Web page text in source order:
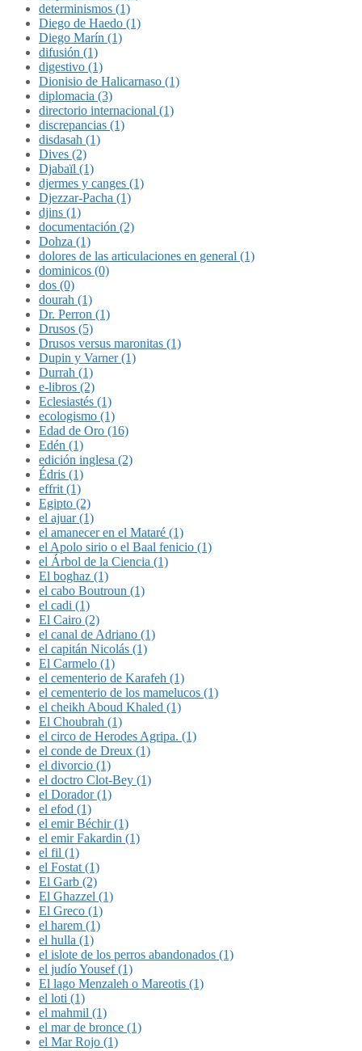
determinismos (1)
Diego de Haedo (1)
Diego Marín (1)
difusión (1)
digestivo (1)
Dionisio de Halicarnaso (1)
diplomacia (3)
directorio internacional (1)
discrepancias (1)
disdasah (1)
Dives (2)
Djabaïl (1)
djermes y canges (1)
Djezzar-Pacha (1)
djins (1)
documentación (2)
Dohza (1)
dolores de las articulaciones en general (1)
dominicos (0)
dos (0)
dourah (1)
Dr. Perron (1)
Drusos (5)
Drusos versus maronitas (1)
Dupin y Varner (1)
Durrah (1)
e-libros (2)
Eclesiastés (1)
ecologismo (1)
Edad de Oro (16)
Edén (1)
edición inglesa (2)
Édris (1)
effrit (1)
Egipto (2)
el ajuar (1)
el amanecer en el Mataré (1)
el Apolo sirio o el Baal fenicio (1)
el Árbol de la Ciencia (1)
El boghaz (1)
el cabo Boutroun (1)
el cadi (1)
El Cairo (2)
el canal de Adriano (1)
el capitán Nicolás (1)
El Carmelo (1)
el cementerio de Karafeh (1)
el cementerio de los mamelucos (1)
el cheikh Aboud Khaled (1)
El Choubrah (1)
el circo de Herodes Agripa. (1)
el conde de Dreux (1)
el divorcio (1)
el doctro Clot-Bey (1)
el Dorador (1)
el efod (1)
el emir Béchir (1)
el emir Fakardin (1)
el fil (1)
el Fostat (1)
El Garb (2)
El Ghazzel (1)
El Greco (1)
el harem (1)
el hulla (1)
el islote de los perros abandonados (1)
el judío Yousef (1)
El lago Menzaleh o Mareotis (1)
el loti (1)
el mahmil (1)
el mar de bronce (1)
el Mar Rojo (1)